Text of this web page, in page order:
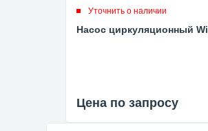
Уточнить о наличии
Насос циркуляционный
Цена по запросу